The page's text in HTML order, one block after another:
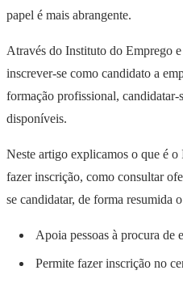
papel é mais abrangente.
Através do Instituto do Emprego
inscrever-se como candidato a
formação profissional, candidatar-
disponíveis.
Neste artigo explicamos o que é o
fazer inscrição, como consultar
se candidatar, de forma resumida
Apoia pessoas à procura de
Permite fazer inscrição no